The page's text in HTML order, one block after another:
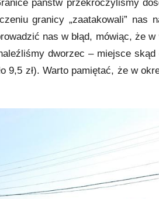
państw przekroczyliśmy
granicy „zaatakowali” nas
nas w błąd, mówiąc, że
dworzec – miejsce skąd
9,5 zł). Warto pamiętać, że w